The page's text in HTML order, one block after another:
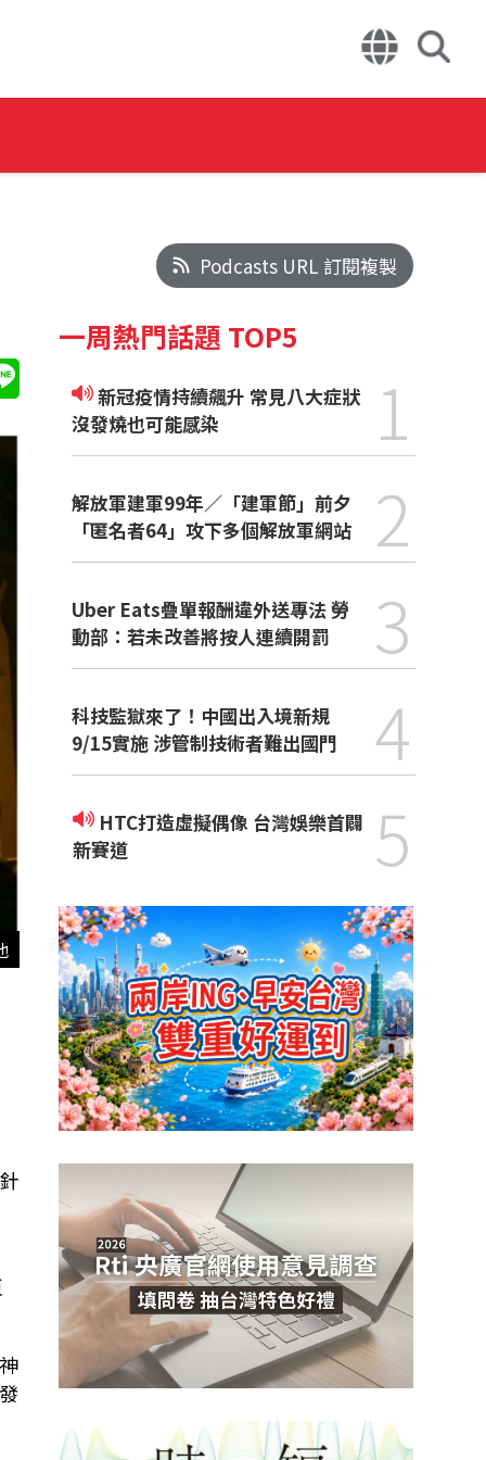
Podcasts URL 訂閱複製
一周熱門話題 TOP5
新冠疫情持續飆升 常見八大症狀
沒發燒也可能感染
1
解放軍建軍99年／「建軍節」前夕
「匿名者64」攻下多個解放軍網站
2
Uber Eats疊單報酬違外送專法 勞
動部：若未改善將按人連續開罰
3
科技監獄來了！中國出入境新規
9/15實施 涉管制技術者難出國門
4
新賽道
5